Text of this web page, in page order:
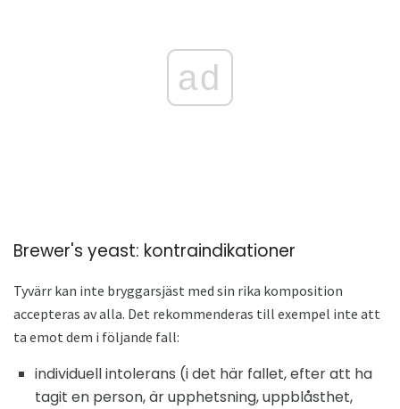
ad
Brewer's yeast: kontraindikationer
Tyvärr kan inte bryggarsjäst med sin rika komposition
accepteras av alla. Det rekommenderas till exempel inte att
ta emot dem i följande fall:
individuell intolerans (i det här fallet, efter att ha
tagit en person, är upphetsning, uppblåsthet,